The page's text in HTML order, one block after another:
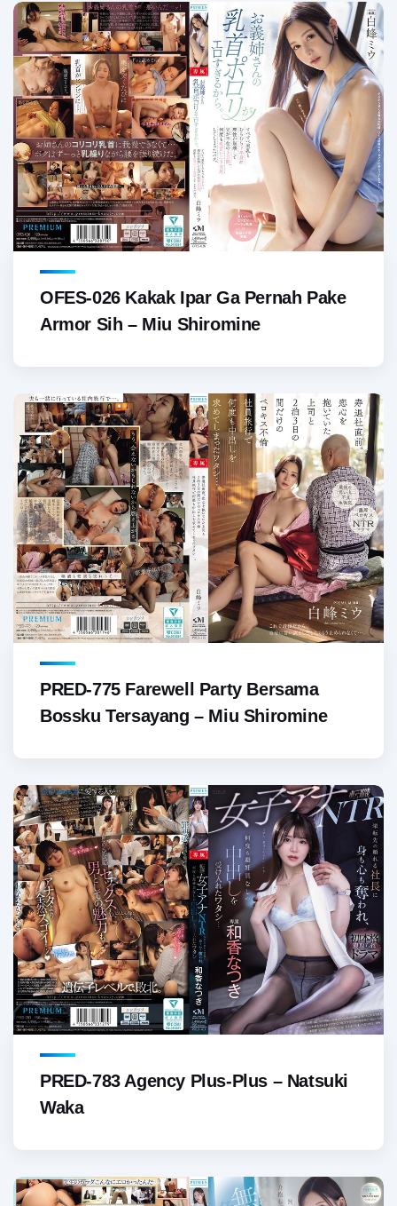
OFES-026 Kakak Ipar Ga Pernah Pake
Armor Sih – Miu Shiromine
PRED-775 Farewell Party Bersama
Bossku Tersayang – Miu Shiromine
PRED-783 Agency Plus-Plus – Natsuki
Waka